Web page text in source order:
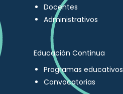
Docentes
Administrativos
Educación Continua
Programas educativos
Convocatorias